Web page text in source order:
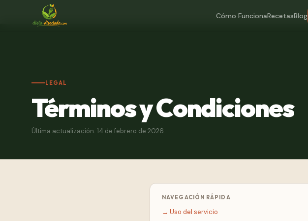
Cómo FuncionaRecetasBlog
LEGAL
Términos y Condiciones
Última actualización: 14 de febrero de 2026
NAVEGACIÓN RÁPIDA
→ Uso del servicio